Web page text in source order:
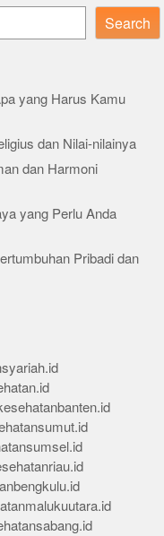
Search
yang Harus Kamu
dan Nilai-nilainya
dan Harmoni
yang Perlu Anda
Pribadi dan